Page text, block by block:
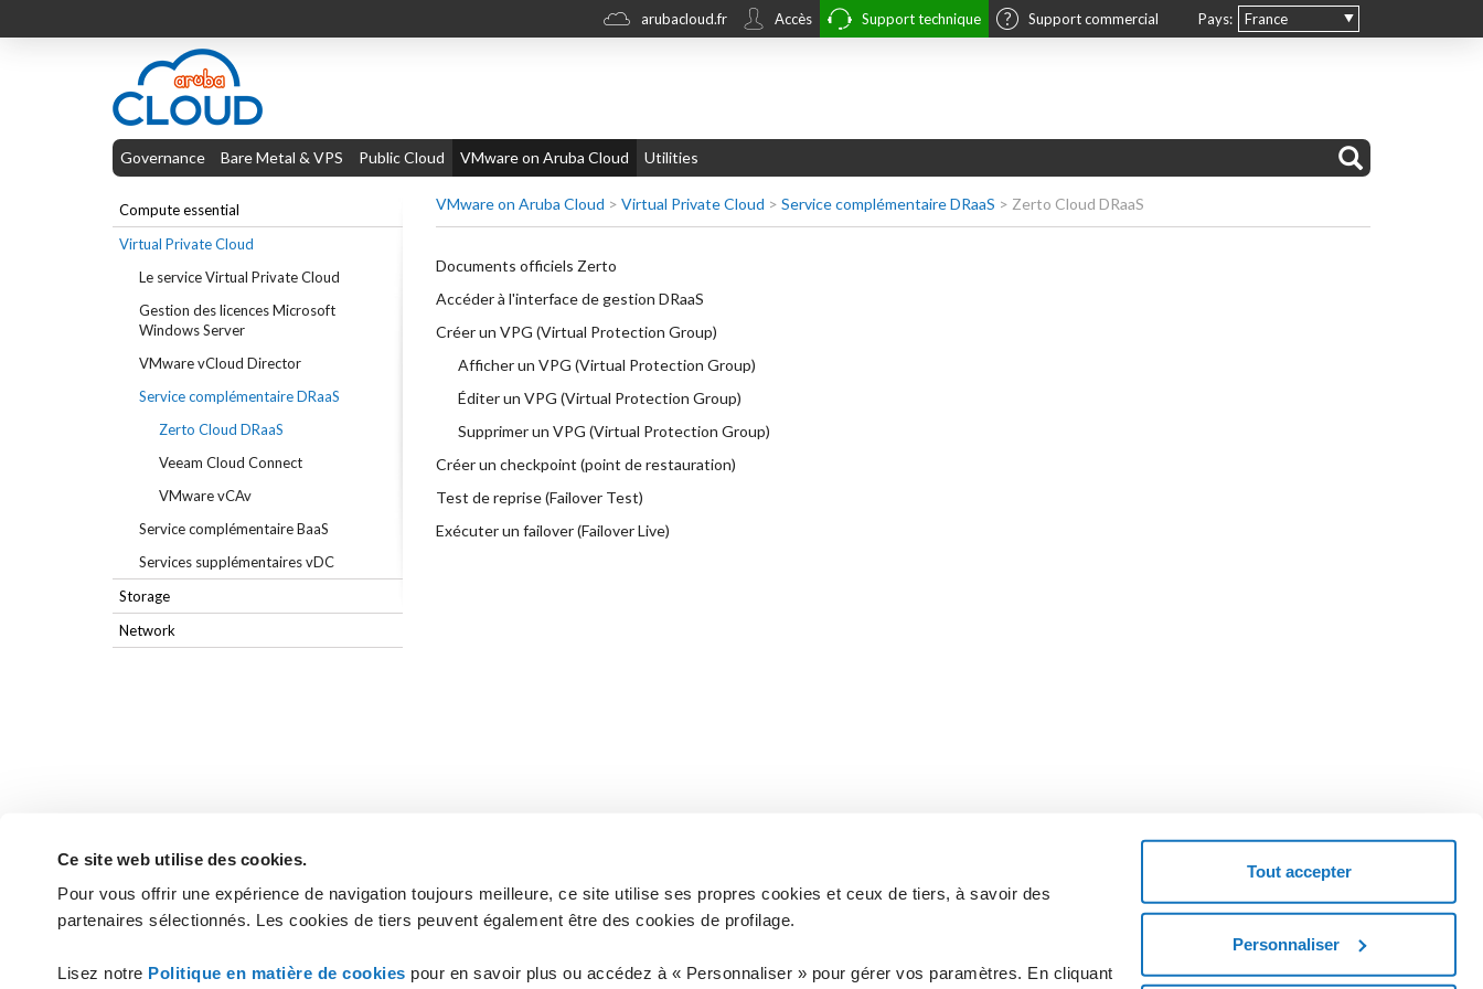
Ce site web utilise des cookies.
Pour vous offrir une expérience de navigation toujours meilleure, ce site utilise ses propres cookies et ceux de tiers, à savoir des
partenaires sélectionnés. Les cookies de tiers peuvent également être des cookies de profilage.
Lisez notre Politique en matière de cookies pour en savoir plus ou accédez à « Personnaliser » pour gérer vos paramètres. En cliquant
Tout accepter
Personnaliser
Pays: France
arubacloud.fr Accès Support technique Support commercial
Governance Bare Metal & VPS Public Cloud VMware on Aruba Cloud Utilities
Compute essential
Virtual Private Cloud
Le service Virtual Private Cloud
Gestion des licences Microsoft
Windows Server
VMware vCloud Director
Service complémentaire DRaaS
Zerto Cloud DRaaS
Veeam Cloud Connect
VMware vCAv
Service complémentaire BaaS
Services supplémentaires vDC
Storage
Network
VMware on Aruba Cloud > Virtual Private Cloud > Service complémentaire DRaaS > Zerto Cloud DRaaS
Documents officiels Zerto
Accéder à l'interface de gestion DRaaS
Créer un VPG (Virtual Protection Group)
Afficher un VPG (Virtual Protection Group)
Éditer un VPG (Virtual Protection Group)
Supprimer un VPG (Virtual Protection Group)
Créer un checkpoint (point de restauration)
Test de reprise (Failover Test)
Exécuter un failover (Failover Live)
Vous n'avez pas trouvé les réponses à vos questions ?
CONTACTEZ L'ASSISTANCE
Vous n'êtes pas client ? Demandez un code coupon et essayez le service.
COMMENCEZ MAINTENANT